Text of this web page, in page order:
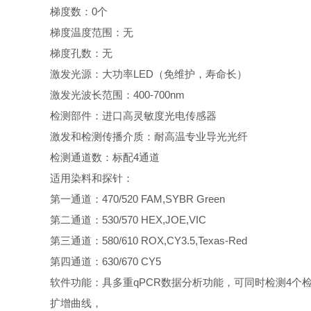
梯度数：0个
梯度温度范围：无
梯度孔数：无
激发光源：大功率LED（免维护，寿命长）
激发光波长范围：400-700nm
检测部件：进口高灵敏度光电传感器
激发和检测传播介质：耐高温专业导光光纤
检测通道数：标配4通道
适用染料和探针：
第一通道：470/520 FAM,SYBR Green
第二通道：530/570 HEX,JOE,VIC
第三通道：580/610 ROX,CY3.5,Texas-Red
第四通道：630/670 CY5
软件功能：具多重qPCR数据分析功能，可同时检测4个
扩增曲线，